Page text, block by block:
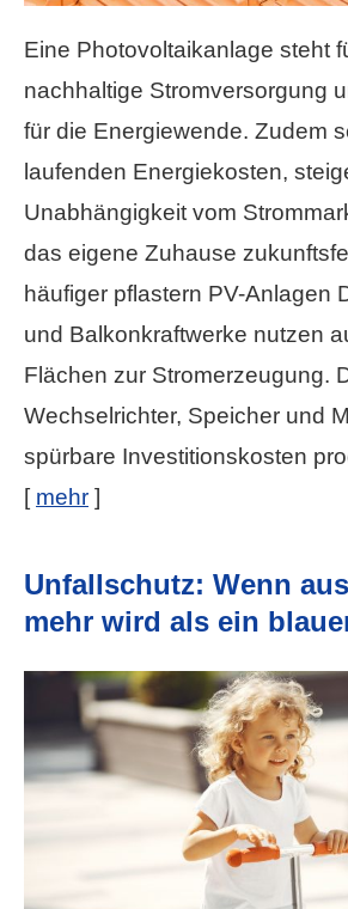
Eine Photovoltaikanlage steht
nachhaltige Stromversorgung
für die Energiewende. Zudem
laufenden Energiekosten,
Unabhängigkeit vom
das eigene Zuhause
häufiger pflastern PV-Anlagen
und Balkonkraftwerke nutzen
Flächen zur Stromerzeugung.
Wechselrichter, Speicher und
spürbare Investitionskosten
[ mehr ]
Unfallschutz: Wenn
mehr wird als ein